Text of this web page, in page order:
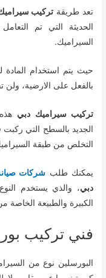
تعد طريقة تركيب
الحديثة التي تم
السيراميك.
حيث يتم استخدام المادة
بالفعل على الارضية، ولن
تركيب سيراميك دبي
الجديد بالسطح التي
التخلص من طبقة
يمكنك طلب شركات
دبي، والذي يستخدم
الكبيرة والطبيعة
فني تركيب
البورسلين نوع من